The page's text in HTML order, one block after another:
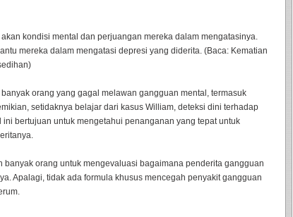
kondisi mental dan perjuangan mereka dalam mengatasinya.
mereka dalam mengatasi depresi yang diderita. (Baca: Kematian
orang yang gagal melawan gangguan mental, termasuk
setidaknya belajar dari kasus William, deteksi dini terhadap
bertujuan untuk mengetahui penanganan yang tepat untuk
banyak orang untuk mengevaluasi bagaimana penderita gangguan
Apalagi, tidak ada formula khusus mencegah penyakit gangguan